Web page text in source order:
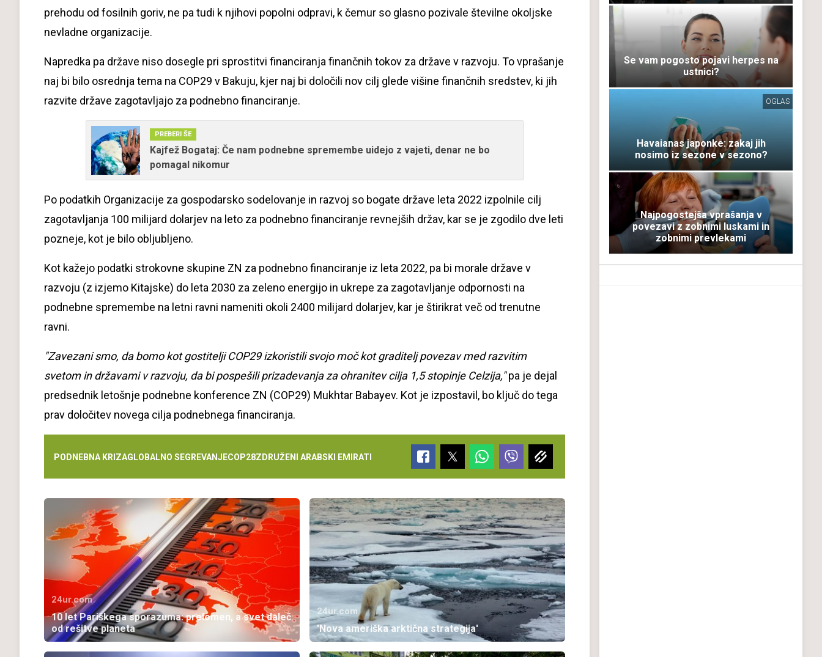
prehodu od fosilnih goriv, ne pa tudi k njihovi popolni odpravi, k čemur so glasno pozivale številne okoljske
nevladne organizacije.
Napredka pa države niso dosegle pri sprostitvi financiranja finančnih tokov za države v razvoju. To vprašanje
naj bi bilo osrednja tema na COP29 v Bakuju, kjer naj bi določili nov cilj glede višine finančnih sredstev, ki jih
razvite države zagotavljajo za podnebno financiranje.
PREBERI ŠE
Kajfež Bogataj: Če nam podnebne spremembe uidejo z vajeti, denar ne bo
pomagal nikomur
Po podatkih Organizacije za gospodarsko sodelovanje in razvoj so bogate države leta 2022 izpolnile cilj
zagotavljanja 100 milijard dolarjev na leto za podnebno financiranje revnejših držav, kar se je zgodilo dve leti
pozneje, kot je bilo obljubljeno.
Kot kažejo podatki strokovne skupine ZN za podnebno financiranje iz leta 2022, pa bi morale države v
razvoju (z izjemo Kitajske) do leta 2030 za zeleno energijo in ukrepe za zagotavljanje odpornosti na
podnebne spremembe na letni ravni nameniti okoli 2400 milijard dolarjev, kar je štirikrat več od trenutne
ravni.
"Zavezani smo, da bomo kot gostitelji COP29 izkoristili svojo moč kot graditelj povezav med razvitim
svetom in državami v razvoju, da bi pospešili prizadevanja za ohranitev cilja 1,5 stopinje Celzija,"pa je dejal
predsednik letošnje podnebne konference ZN (COP29) Mukhtar Babayev. Kot je izpostavil, bo ključ do tega
prav določitev novega cilja podnebnega financiranja.
PODNEBNA KRIZAGLOBALNO SEGREVANJECOP28ZDRUŽENI ARABSKI EMIRATI
24ur.com
10 let Pariškega sporazuma: prelomen, a svet daleč
od rešitve planeta
24ur.com
'Nova ameriška arktična strategija'
Se vam pogosto pojavi herpes na
ustnici?
OGLAS
Havaianas japonke: zakaj jih
nosimo iz sezone v sezono?
Najpogostejša vprašanja v
povezavi z zobnimi luskami in
zobnimi prevlekami